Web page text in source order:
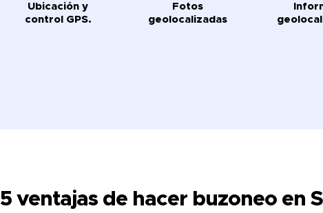
Ubicación y
control GPS.
Fotos
geolocalizadas
5 ventajas de hacer buzoneo en